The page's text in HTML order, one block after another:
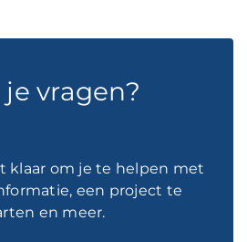
je vragen?
klaar om je te helpen met
een project te
en meer.